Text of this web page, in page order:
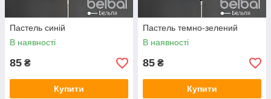
Пастель синій
В наявності
85 ₴
Купити
Пастель темно-зелений
В наявності
85 ₴
Купити